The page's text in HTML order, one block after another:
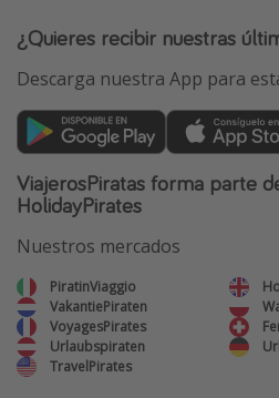
¿Quieres recibir nuestras
Descarga nuestra App para
ViajerosPiratas forma parte
HolidayPirates
Nuestros mercados
PiratinViaggio
VakantiePiraten
VoyagesPirates
Urlaubspiraten
TravelPirates